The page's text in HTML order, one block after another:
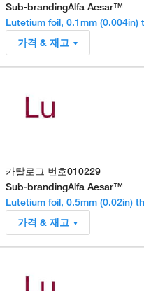
Sub-brandingAlfa Aesar™
Lutetium foil, 0.1mm
가격 & 재고
카탈로그 번호010229
Sub-brandingAlfa Aesar™
Lutetium foil, 0.5mm (0.02in)
가격 & 재고